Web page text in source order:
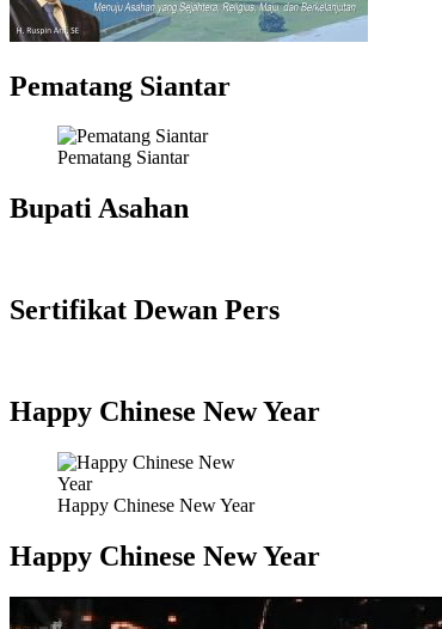
Pematang Siantar
Pematang Siantar
Bupati Asahan
Sertifikat Dewan Pers
Happy Chinese New Year
Happy Chinese New Year
Happy Chinese New Year